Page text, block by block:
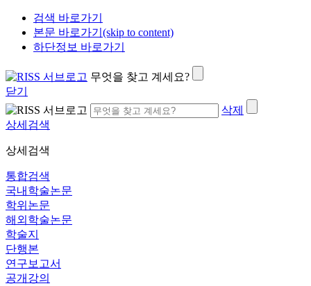
검색 바로가기
본문 바로가기(skip to content)
하단정보 바로가기
무엇을 찾고 계세요?
닫기
삭제
상세검색
상세검색
통합검색
국내학술논문
학위논문
해외학술논문
학술지
단행본
연구보고서
공개강의